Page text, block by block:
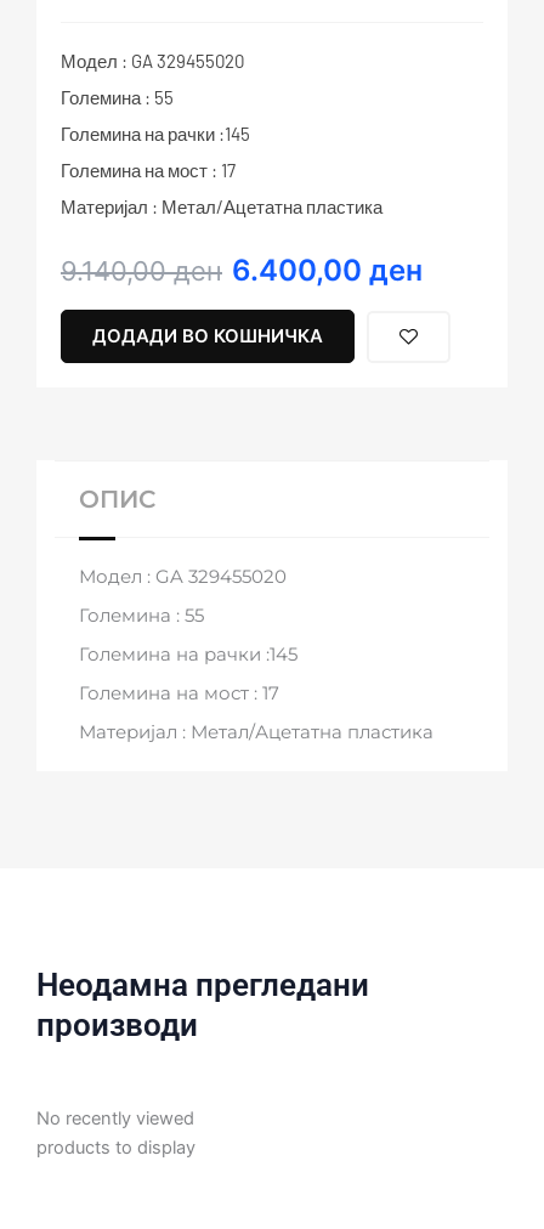
Модел : GA 329455020
Големина : 55
Големина на рачки :145
Големина на мост : 17
Материјал : Метал/Ацетатна пластика
9.140,00ден
Original
was:
9.140,00 ден.
6.400,00 ден
Current
6.400,00 ден.
ДОДАДИ ВО КОШНИЧКА
ОПИС
Модел : GA 329455020
Големина : 55
Големина на рачки :145
Големина на мост : 17
Материјал : Метал/Ацетатна пластика
Неодамна прегледани
производи
No recently viewed
products to display